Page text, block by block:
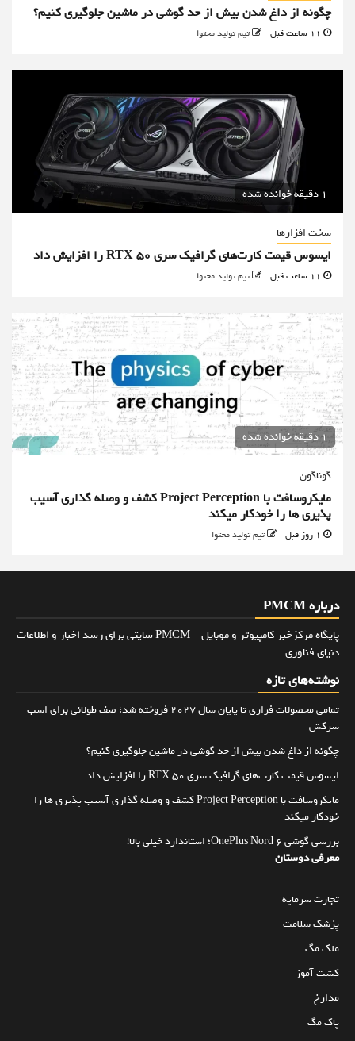
چگونه از داغ شدن بیش از حد گوشی در ماشین جلوگیری کنیم؟
تیم تولید محتوا
1 دقیقه خوانده شده
سخت افزارها
ایسوس قیمت کارت‌های گرافیک سری RTX 50 را افزایش داد
تیم تولید محتوا
1 دقیقه خوانده شده
گوناگون
مایکروسافت با Project Perception کشف و وصله گذاری آسیب
پذیری ها را خودکار میکند
تیم تولید محتوا
درباره PMCM
پایگاه مرکزخبر کامپیوتر و موبایل - PMCM سایتی برای رسد اخبار و اطلاعات
دنیای فناوری
نوشته‌های تازه
تمامی محصولات فراری تا پایان سال ۲۰۲۷ فروخته شد؛ صف طولانی برای اسب
سرکش
چگونه از داغ شدن بیش از حد گوشی در ماشین جلوگیری کنیم؟
ایسوس قیمت کارت‌های گرافیک سری RTX 50 را افزایش داد
مایکروسافت با Project Perception کشف و وصله گذاری آسیب پذیری ها را
خودکار میکند
بررسی گوشی OnePlus Nord 6؛ استاندارد خیلی بالا!
معرفی دوستان
تجارت سرمایه
پزشک سلامت
ملک مگ
کشت آموز
مدارخ
پاک مگ